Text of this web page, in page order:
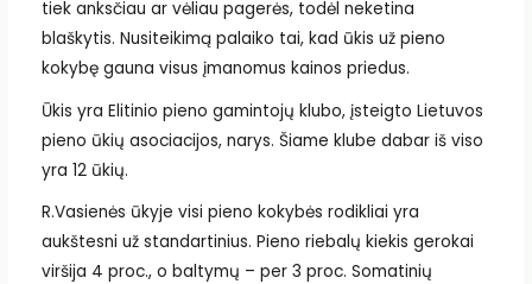
tiek anksčiau ar vėliau pagerės, todėl neketina
blaškytis. Nusiteikimą palaiko tai, kad ūkis už pieno
kokybę gauna visus įmanomus kainos priedus.
Ūkis yra Elitinio pieno gamintojų klubo, įsteigto Lietuvos
pieno ūkių asociacijos, narys. Šiame klube dabar iš viso
yra 12 ūkių.
R.Vasienės ūkyje visi pieno kokybės rodikliai yra
aukštesni už standartinius. Pieno riebalų kiekis gerokai
viršija 4 proc., o baltymų – per 3 proc. Somatinių